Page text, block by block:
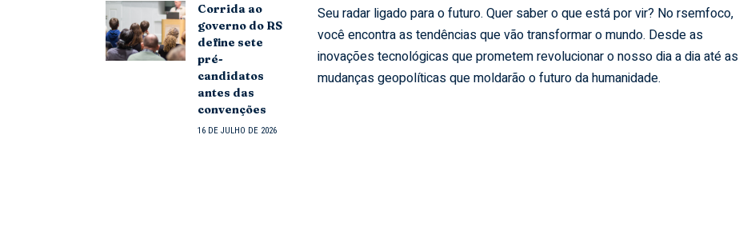
Corrida ao
governo do RS
define sete
pré-
candidatos
antes das
convenções
16 DE JULHO DE 2026
Seu radar ligado para o futuro. Quer saber o que está por vir? No rsemfoco,
você encontra as tendências que vão transformar o mundo. Desde as
inovações tecnológicas que prometem revolucionar o nosso dia a dia até as
mudanças geopolíticas que moldarão o futuro da humanidade.